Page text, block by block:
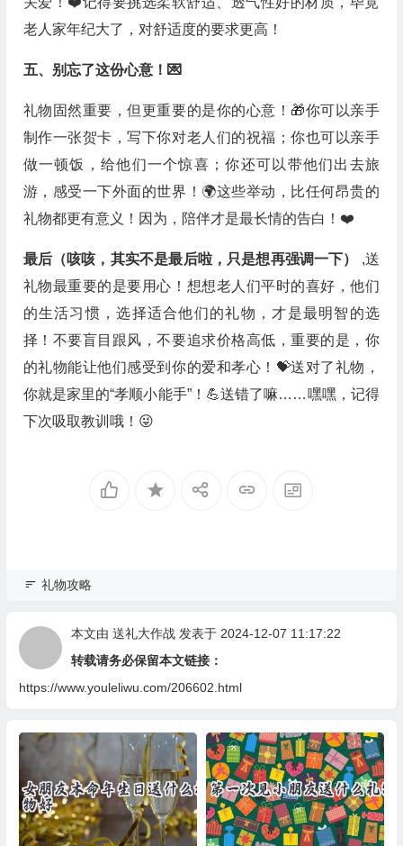
老人家年纪大了，对舒适度的要求更高！
五、别忘了这份心意！💌
礼物固然重要，但更重要的是你的心意！🎁你可以亲手
制作一张贺卡，写下你对老人们的祝福；你也可以亲手
做一顿饭，给他们一个惊喜；你还可以带他们出去旅
游，感受一下外面的世界！🌍这些举动，比任何昂贵的
礼物都更有意义！因为，陪伴才是最长情的告白！❤️
最后（咳咳，其实不是最后啦，只是想再强调一下） ,送
礼物最重要的是要用心！想想老人们平时的喜好，他们
的生活习惯，选择适合他们的礼物，才是最明智的选
择！不要盲目跟风，不要追求价格高低，重要的是，你
的礼物能让他们感受到你的爱和孝心！💝送对了礼物，
你就是家里的“孝顺小能手”！💪送错了嘛……嘿嘿，记得
下次吸取教训哦！😜
礼物攻略
本文由 送礼大作战发表于 2024-12-07 11:17:22
转载请务必保留本文链接：
https://www.youleliwu.com/206602.html